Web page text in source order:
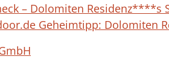
– Dolomiten Residenz****s
Geheimtipp: Dolomiten